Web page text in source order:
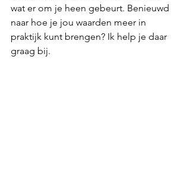
wat er om je heen gebeurt. Benieuwd
naar hoe je jou waarden meer in
praktijk kunt brengen? Ik help je daar
graag bij.